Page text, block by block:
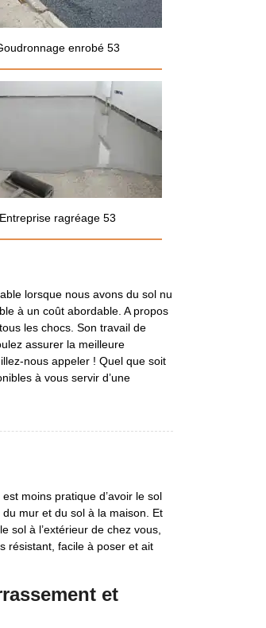
enrobé 53
Entreprise ragréage 53
lorsque nous avons du sol nu
à un coût abordable. A propos
les chocs. Son travail de
assurer la meilleure
nous appeler ! Quel que soit
à vous servir d’une
moins pratique d’avoir le sol
mur et du sol à la maison. Et
sol à l’extérieur de chez vous,
résistant, facile à poser et ait
et